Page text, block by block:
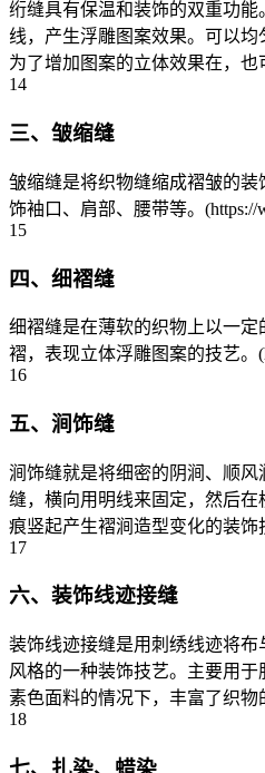
绗缝具有保温和装饰的双重功
线，产生浮雕图案效果。可以均
为了增加图案的立体效果在，
14
三、皱缩缝
皱缩缝是将织物缝缩成褶皱的
饰袖口、肩部、腰带等。(https://
15
四、细褶缝
细褶缝是在薄软的织物上以一
褶，表现立体浮雕图案的技艺。
16
五、涧饰缝
涧饰缝就是将细密的阴涧、顺
缝，横向用明线来固定，然后
痕竖起产生褶涧造型变化的装
17
六、装饰线迹接缝
装饰线迹接缝是用刺绣线迹将
风格的一种装饰技艺。主要用
素色面料的情况下，丰富了织物
18
七、扎染、蜡染